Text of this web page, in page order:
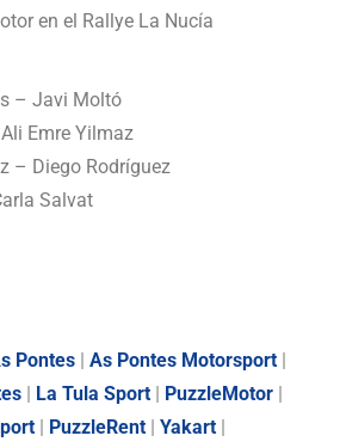
en el Rallye La Nucía
– Javi Moltó
Emre Yilmaz
– Diego Rodríguez
Salvat
Pontes | As Pontes Motorsport |
| La Tula Sport | PuzzleMotor |
| PuzzleRent | Yakart |